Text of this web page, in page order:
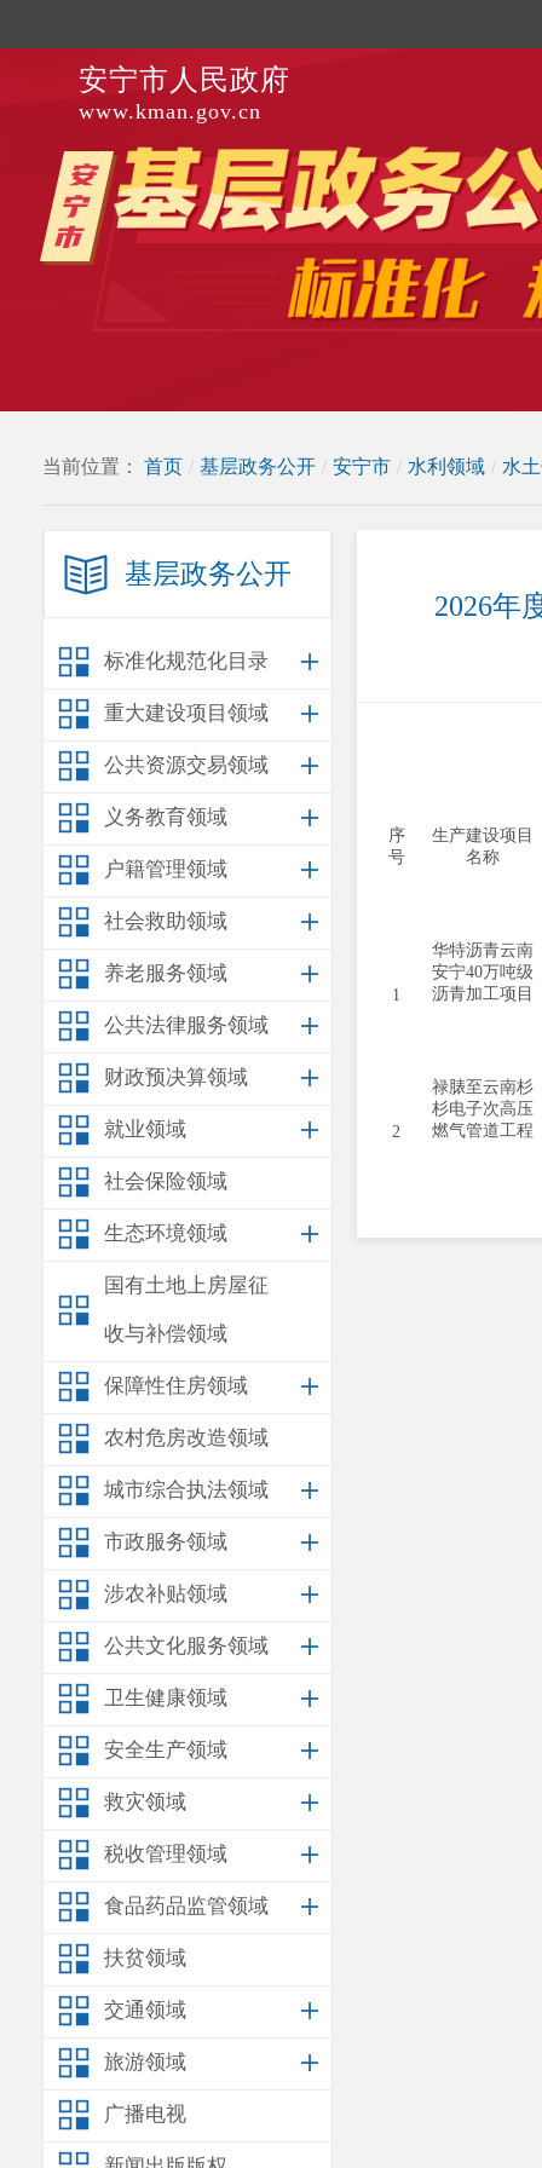
安宁市人民政府
www.kman.gov.cn
当前位置： 首页 / 基层政务公开 / 安宁市 / 水利领域 / 水
基层政务公开
标准化规范化目录
重大建设项目领域
公共资源交易领域
义务教育领域
户籍管理领域
社会救助领域
养老服务领域
公共法律服务领域
财政预决算领域
就业领域
社会保险领域
生态环境领域
国有土地上房屋征
收与补偿领域
保障性住房领域
农村危房改造领域
城市综合执法领域
市政服务领域
涉农补贴领域
公共文化服务领域
卫生健康领域
安全生产领域
救灾领域
税收管理领域
食品药品监管领域
扶贫领域
交通领域
旅游领域
广播电视
2026年
序
号
生产建设项目
名称
1
华特沥青云南
安宁40万吨级
沥青加工项目
2
禄脿至云南杉
杉电子次高压
燃气管道工程